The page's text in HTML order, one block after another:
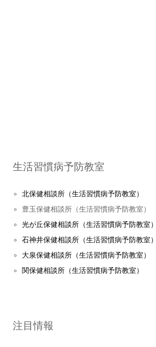
生活習慣病予防教室
北保健相談所（生活習慣病予防教室）
豊玉保健相談所（生活習慣病予防教室）
光が丘保健相談所（生活習慣病予防教室）
石神井保健相談所（生活習慣病予防教室）
大泉保健相談所（生活習慣病予防教室）
関保健相談所（生活習慣病予防教室）
注目情報